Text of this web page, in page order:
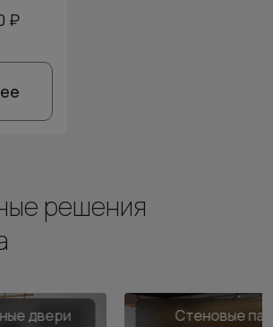
₽
решения
двери Стеновые